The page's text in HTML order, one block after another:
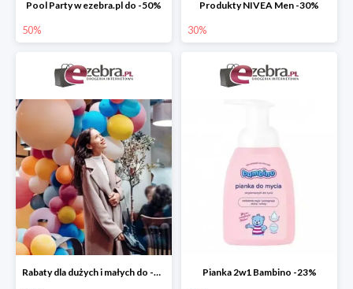
Pool Party w ezebra.pl do -50%
50%
Produkty NIVEA Men -30%
30%
Rabaty dla dużych i małych do -50% Pianka 2w1 Bambino -23%